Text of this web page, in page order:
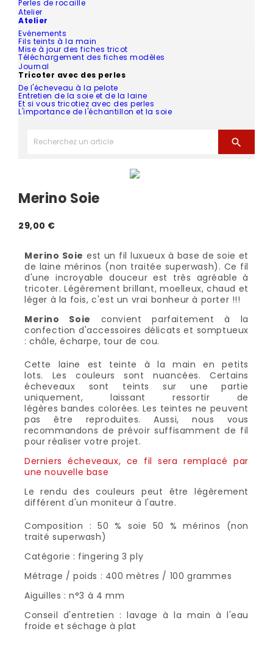
Perles de rocaille
Atelier
Atelier
Evénements
Fils teints à la main
Mise à jour des fiches tricot
Téléchargement des fiches modèles
Journal
Tricoter avec des perles
De l'écheveau à la pelote
Entretien de la soie et de la laine
Et si vous tricotiez avec des perles
L'importance de l'échantillon et la soie

Merino Soie
29,00 €
Merino Soie est un fil luxueux à base de soie et
de laine mérinos (non traitée superwash). Ce fil
d'une incroyable douceur est très agréable à
tricoter. Légèrement brillant, moelleux, chaud et
léger à la fois, c'est un vrai bonheur à porter !!!
Merino Soie convient parfaitement à la
confection d'accessoires délicats et somptueux
: châle, écharpe, tour de cou.
Cette laine est teinte à la main en petits
lots. Les couleurs sont nuancées. Certains
écheveaux sont teints sur une partie
uniquement, laissant ressortir de
légères bandes colorées. Les teintes ne peuvent
pas être reproduites. Aussi, nous vous
recommandons de prévoir suffisamment de fil
pour réaliser votre projet.
Derniers écheveaux, ce fil sera remplacé par
une nouvelle base
Le rendu des couleurs peut être légèrement
différent d'un moniteur à l'autre.
Composition : 50 % soie 50 % mérinos (non
traité superwash)
Catégorie : fingering 3 ply
Métrage / poids : 400 mètres / 100 grammes
Aiguilles : n°3 à 4 mm
Conseil d'entretien : lavage à la main à l'eau
froide et séchage à plat